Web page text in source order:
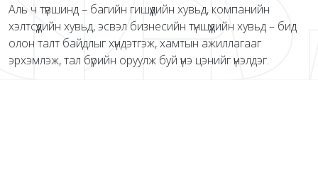
Аль ч түвшинд – багийн гишүүдийн хувьд, компанийн
хэлтсүүдийн хувьд, эсвэл бизнесийн түншүүдийн хувьд – бид
олон талт байдлыг хүндэтгэж, хамтын ажиллагааг
эрхэмлэж, тал бүрийн оруулж буй үнэ цэнийг үнэлдэг.